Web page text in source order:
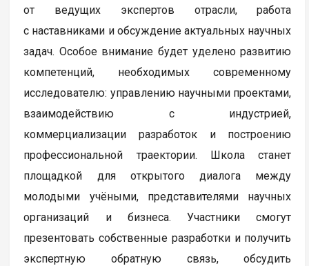
от ведущих экспертов отрасли, работа
с наставниками и обсуждение актуальных научных
задач. Особое внимание будет уделено развитию
компетенций, необходимых современному
исследователю: управлению научными проектами,
взаимодействию с индустрией,
коммерциализации разработок и построению
профессиональной траектории. Школа станет
площадкой для открытого диалога между
молодыми учёными, представителями научных
организаций и бизнеса. Участники смогут
презентовать собственные разработки и получить
экспертную обратную связь, обсудить